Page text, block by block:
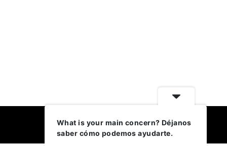
FacebookInstagram
X LinkedIn
What is your main concern? Déjanos
saber cómo podemos ayudarte.